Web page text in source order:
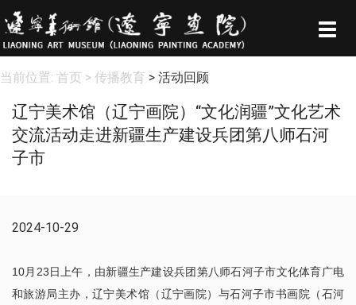
当前位置: 首页 > 传播教育 > 活动回顾
辽宁美术馆（辽宁画院）“文化润疆”文化艺术
交流活动走进新疆生产建设兵团第八师石河
子市
2024-10-29
10月23日上午，由新疆生产建设兵团第八师石河子市文化体育广电
和旅游局主办，辽宁美术馆（辽宁画院）与石河子市书画院（石河